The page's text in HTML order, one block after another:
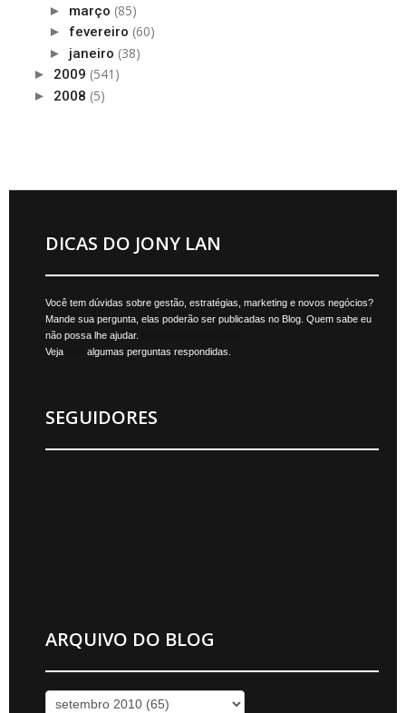
► março (85)
► fevereiro (60)
► janeiro (38)
► 2009 (541)
► 2008 (5)
DICAS DO JONY LAN
Você tem dúvidas sobre gestão, estratégias, marketing e novos negócios?
Mande sua pergunta, elas poderão ser publicadas no Blog. Quem sabe eu
não possa lhe ajudar.
Veja
algumas perguntas respondidas.
SEGUIDORES
ARQUIVO DO BLOG